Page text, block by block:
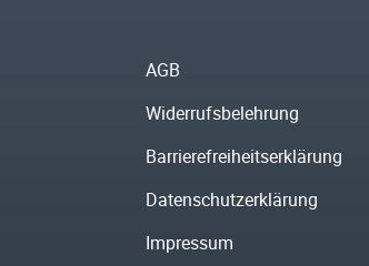
AGB
Widerrufsbelehrung
Barrierefreiheitserklärung
Datenschutzerklärung
Impressum